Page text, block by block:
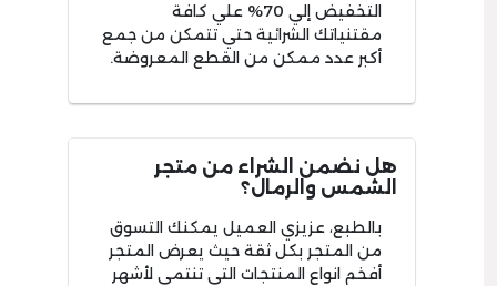
التخفيض إلي 70% علي كافة
مقتنياتك الشرائية حتي تتمكن من جمع
أكبر عدد ممكن من القطع المعروضة.
هل نضمن الشراء من متجر
الشمس والرمال؟
بالطبع، عزيزي العميل يمكنك التسوق
من المتجر بكل ثقة حيث يعرض المتجر
أفخم انواع المنتجات التي تنتمي لأشهر